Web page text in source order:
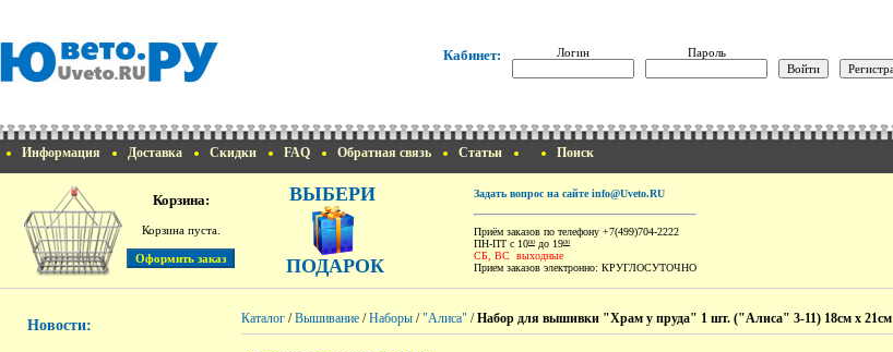
Кабинет: Логин Пароль
Информация Доставка Скидки FAQ Обратная связь Статьи Поиск
Корзина:
Корзина пуста.
ВЫБЕРИ
ПОДАРОК
Задать вопрос на сайте info@Uveto.RU
Приём заказов по телефону +7(499)704-2222
ПН-ПТ с 1000 до 1900
СБ, ВС выходные
Прием заказов электронно: КРУГЛОСУТОЧНО
Новости: Каталог /Вышивание /Наборы /"Алиса" /Набор для вышивки "Храм у пруда" 1 шт. ("Алиса" 3-11) 18см х 21см